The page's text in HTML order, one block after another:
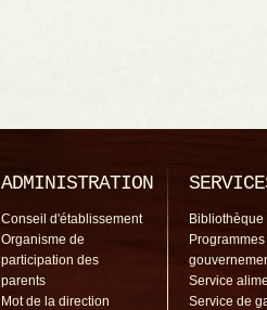
ADMINISTRATION
Conseil d'établissement
Organisme de
participation des
parents
Mot de la direction
Bibliothèque
Programmes
Service
Service de